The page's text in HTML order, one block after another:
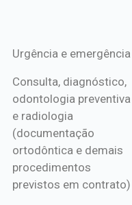
*Procedimentos Amil
Urgência e emergência
Consulta, diagnóstico,
odontologia preventiva
e radiologia
(documentação
ortodôntica e demais
procedimentos
previstos em contrato)